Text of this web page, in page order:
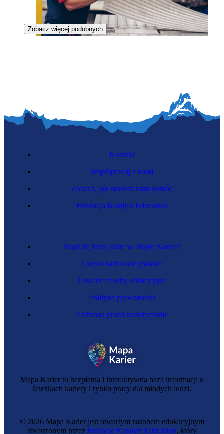
Mechanik precyzyjny
Zobacz więcej podobnych
Mapa Karier to bezpłatna i interaktywna baza informacji o
ścieżkach kariery i rynku pracy dla młodych ludzi.
Skąd się biorą dane w Mapie Karier?
Często zadawane pytania
Otwarte zasoby edukacyjne
Polityka prywatności
Ochrona przed nadużyciami
Kontakt
Współpracuj z nami
Zobacz, jak możesz nam pomóc
Fundacja Katalyst Education
© 2026 Mapa Karier jest otwartym zasobem edukacyjnym
stworzonym przez fundację Katalyst Education, który